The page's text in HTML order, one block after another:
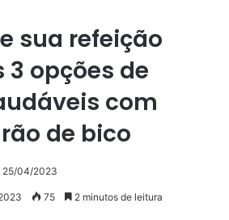
sua refeição
3 opções de
com
de bico
25/04/2023
75 2 minutos de leitura